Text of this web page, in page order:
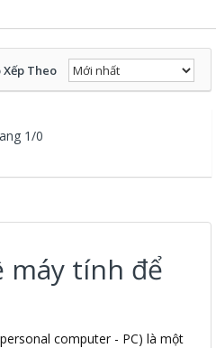
Xếp Theo
1/0
máy tính để
computer - PC) là một